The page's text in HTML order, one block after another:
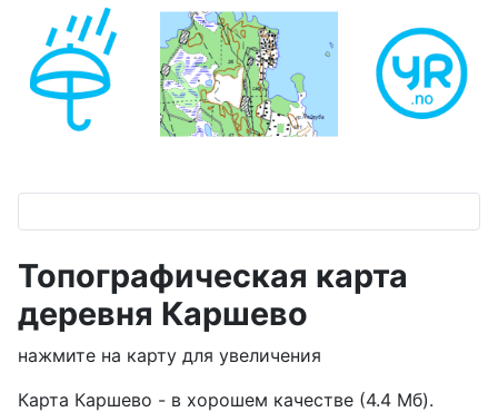
Топографическая карта
деревня Каршево
нажмите на карту для увеличения
Карта Каршево - в хорошем качестве (4.4 Мб).